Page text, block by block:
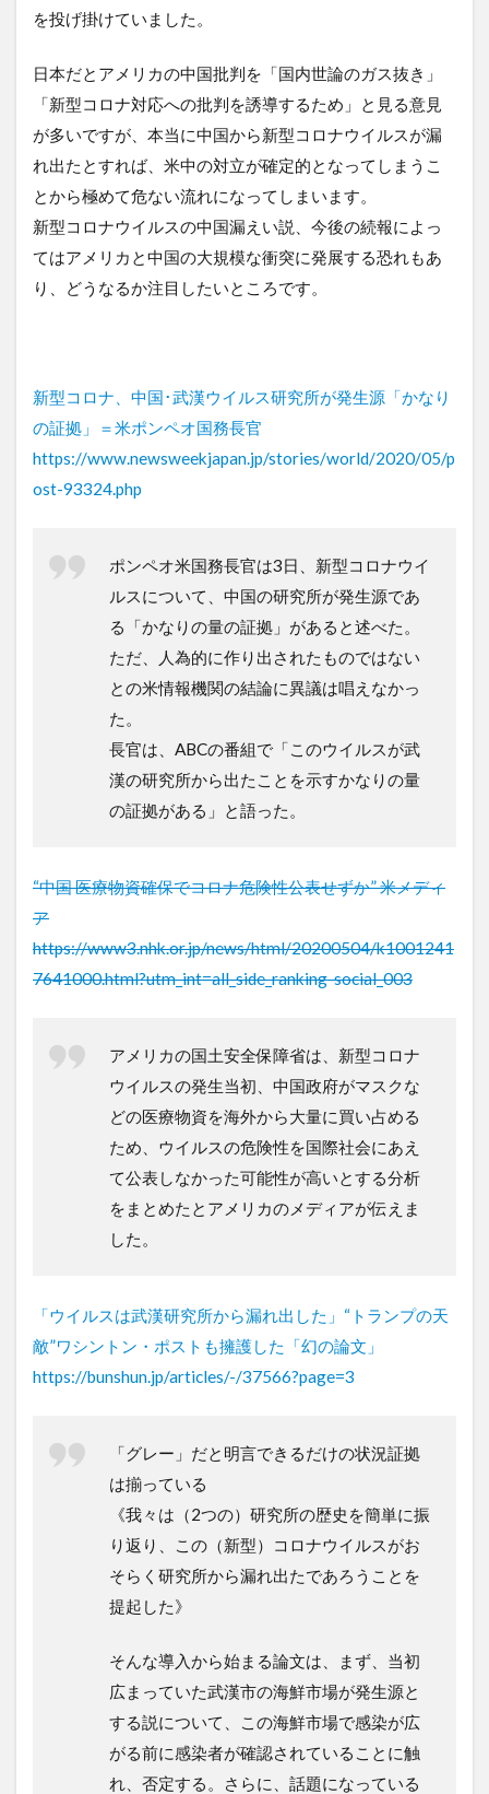
を投げ掛けていました。
日本だとアメリカの中国批判を「国内世論のガス抜き」
「新型コロナ対応への批判を誘導するため」と見る意見
が多いですが、本当に中国から新型コロナウイルスが漏
れ出たとすれば、米中の対立が確定的となってしまうこ
とから極めて危ない流れになってしまいます。
新型コロナウイルスの中国漏えい説、今後の続報によっ
てはアメリカと中国の大規模な衝突に発展する恐れもあ
り、どうなるか注目したいところです。
新型コロナ、中国･武漢ウイルス研究所が発生源「かなり
の証拠」＝米ポンペオ国務長官
https://www.newsweekjapan.jp/stories/world/2020/05/p
ost-93324.php
ポンペオ米国務長官は3日、新型コロナウイ
ルスについて、中国の研究所が発生源であ
る「かなりの量の証拠」があると述べた。
ただ、人為的に作り出されたものではない
との米情報機関の結論に異議は唱えなかっ
た。
長官は、ABCの番組で「このウイルスが武
漢の研究所から出たことを示すかなりの量
の証拠がある」と語った。
“中国 医療物資確保でコロナ危険性公表せずか” 米メディ
ア
https://www3.nhk.or.jp/news/html/20200504/k1001241
7641000.html?utm_int=all_side_ranking-social_003
アメリカの国土安全保障省は、新型コロナ
ウイルスの発生当初、中国政府がマスクな
どの医療物資を海外から大量に買い占める
ため、ウイルスの危険性を国際社会にあえ
て公表しなかった可能性が高いとする分析
をまとめたとアメリカのメディアが伝えま
した。
「ウイルスは武漢研究所から漏れ出した」“トランプの天
敵”ワシントン・ポストも擁護した「幻の論文」
https://bunshun.jp/articles/-/37566?page=3
「グレー」だと明言できるだけの状況証拠
は揃っている
《我々は（2つの）研究所の歴史を簡単に振
り返り、この（新型）コロナウイルスがお
そらく研究所から漏れ出たであろうことを
提起した》
そんな導入から始まる論文は、まず、当初
広まっていた武漢市の海鮮市場が発生源と
する説について、この海鮮市場で感染が広
がる前に感染者が確認されていることに触
れ、否定する。さらに、話題になっている